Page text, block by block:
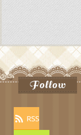
Follow
RSS